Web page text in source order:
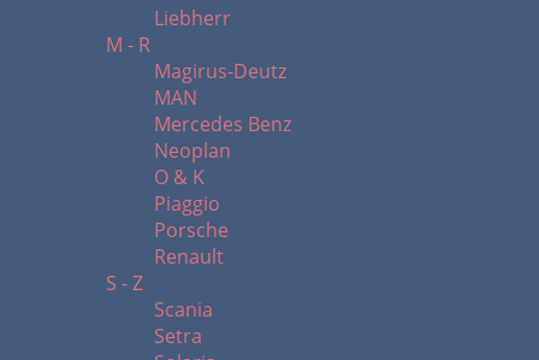
Liebherr
M - R
Magirus-Deutz
MAN
Mercedes Benz
Neoplan
O & K
Piaggio
Porsche
Renault
S - Z
Scania
Setra